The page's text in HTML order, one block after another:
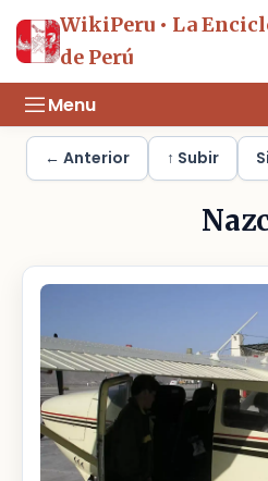
WikiPeru • La
de Perú
Menu
← Anterior ↑ Subir